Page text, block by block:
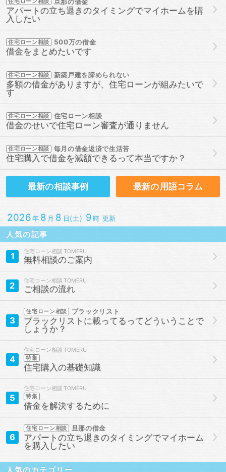
住宅ローン相談
アパートの立ち退きのタイミングでマイホームを購
入したい
住宅ローン相談 500万の借金
借金をまとめたいです
住宅ローン相談 新築戸建を諦められない
多額の借金がありますが、住宅ローンが組みたいで
す
住宅ローン相談 住宅ローン相談
借金のせいで住宅ローン審査が通りません
住宅ローン相談 毎月の借金返済で生活苦
住宅購入で借金を減額できるって本当ですか？
最新の相談事例 最新の用語コラム
2026 年 8 月 8 日(土) 9 時 更新
人気の記事
1 住宅ローン相談
無料相談のご案内
2 住宅ローン相談
ご相談の流れ
3
住宅ローン相談 ブラックリスト
ブラックリストに載ってるってどういうことで
しょうか？
4
住宅ローン相談
特集
住宅購入の基礎知識
5
住宅ローン相談
特集
借金を解決するために
6
住宅ローン相談 旦那の借金
アパートの立ち退きのタイミングでマイホーム
を購入したい
人気のカテゴリー